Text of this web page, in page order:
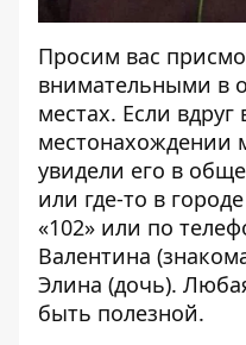
Просим вас
внимательными в
местах. Если
местонахождении
увидели его в
или где-то в
«102» или по
Валентина
Элина (дочь).
быть полезной.